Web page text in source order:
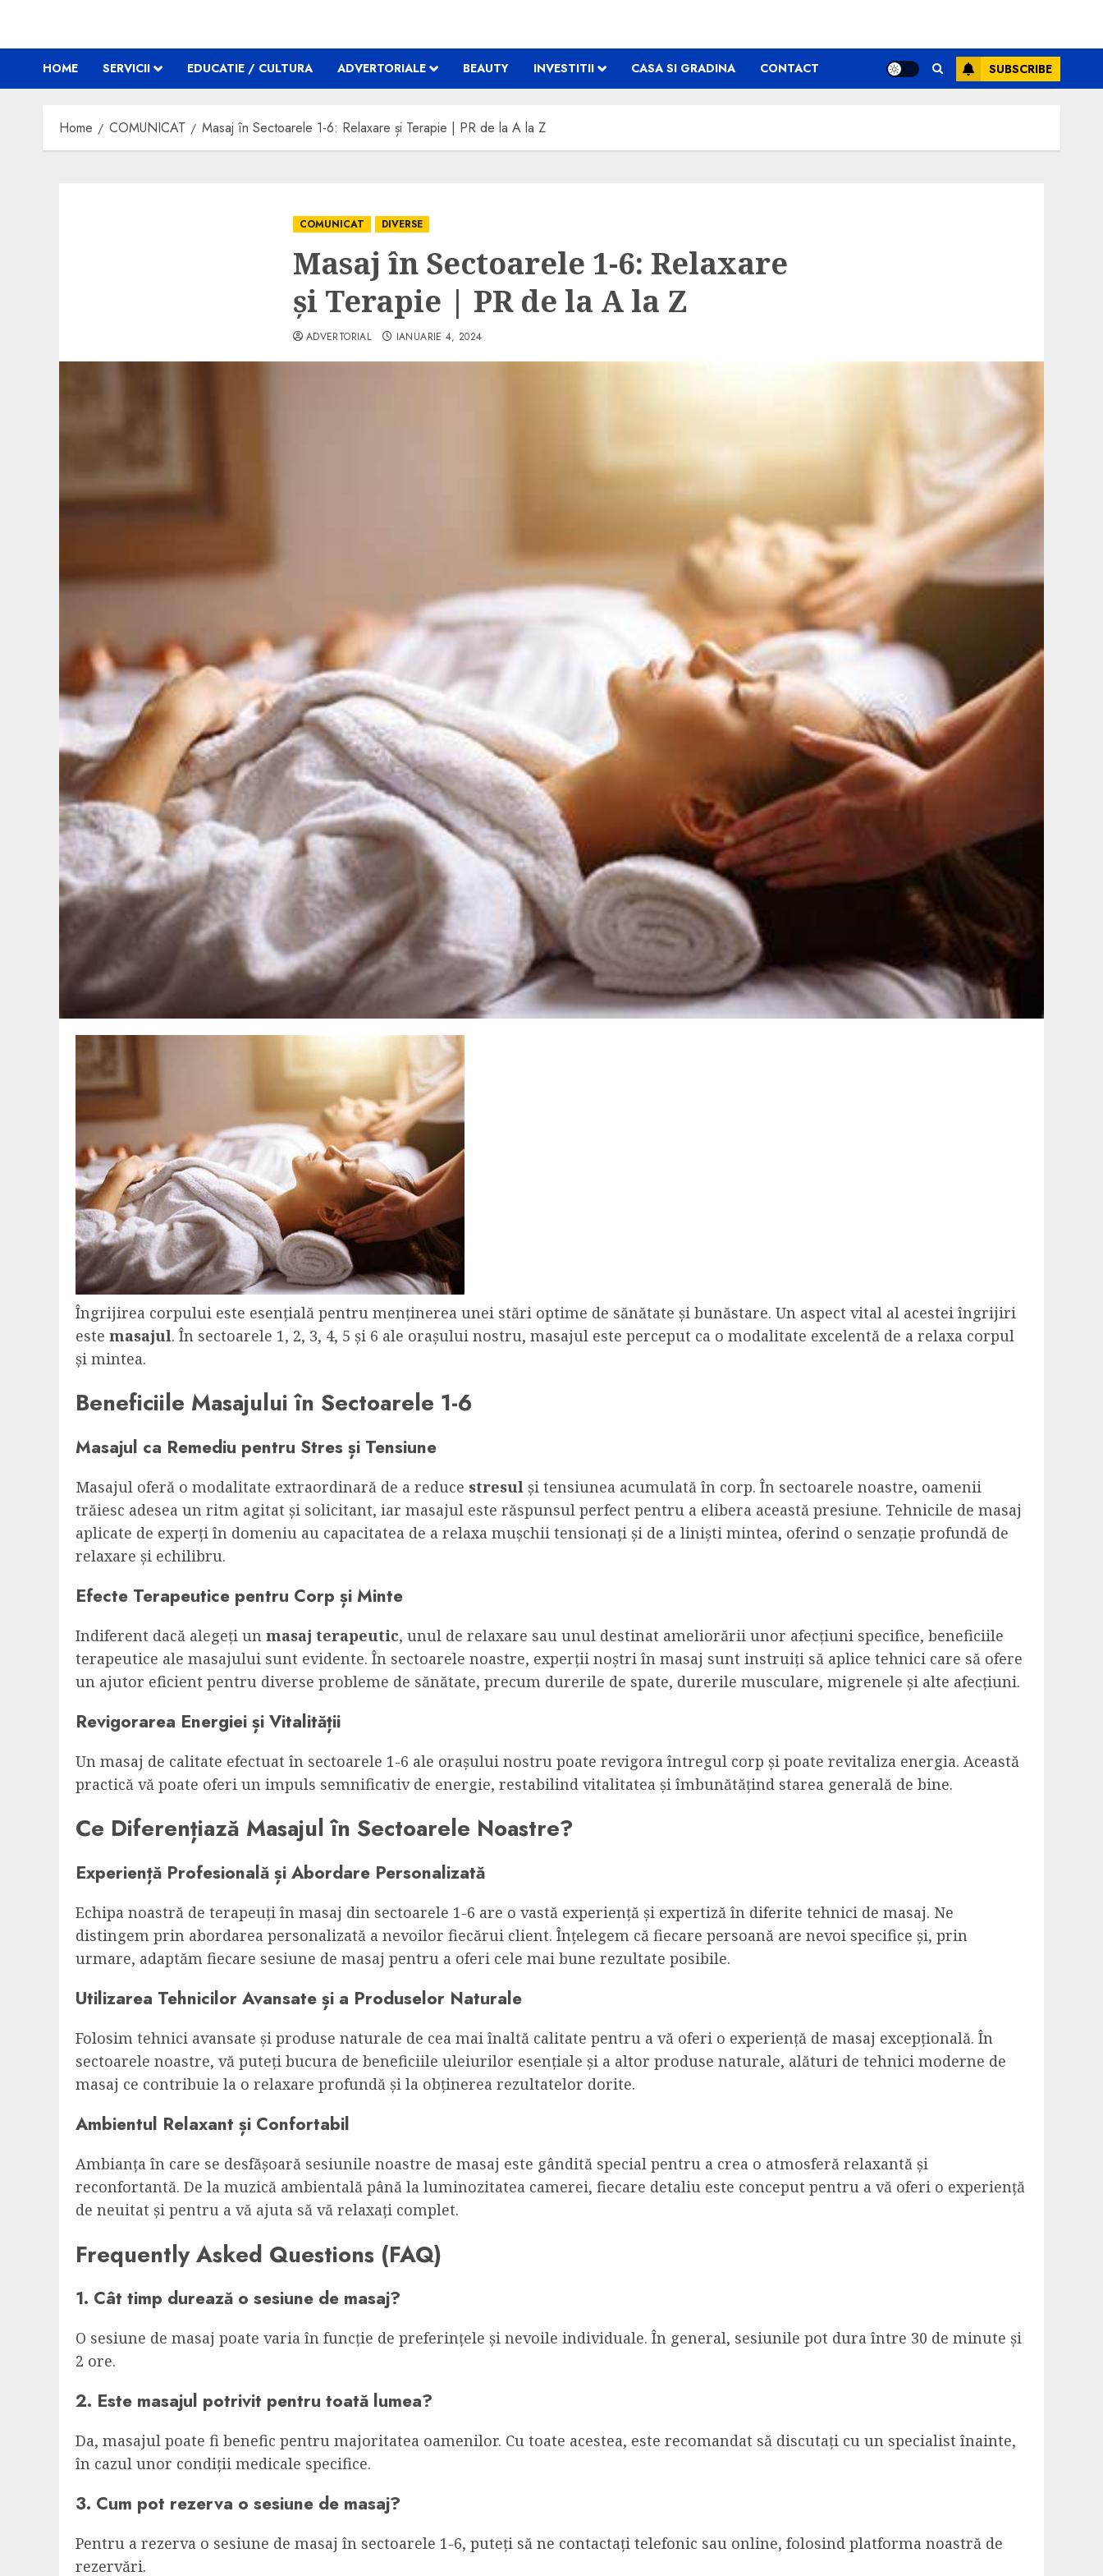
HOME SERVICII EDUCATIE / CULTURA ADVERTORIALE BEAUTY INVESTITII CASA SI GRADINA CONTACT SUBSCRIBE
Home COMUNICAT Masaj în Sectoarele 1-6: Relaxare și Terapie | PR de la A la Z
COMUNICAT DIVERSE
Masaj în Sectoarele 1-6: Relaxare
și Terapie | PR de la A la Z
ADVERTORIAL IANUARIE 4, 2024
Îngrijirea corpului este esențială pentru menținerea unei stări optime de sănătate și bunăstare. Un aspect vital al acestei îngrijiri
este masajul. În sectoarele 1, 2, 3, 4, 5 și 6 ale orașului nostru, masajul este perceput ca o modalitate excelentă de a relaxa corpul
și mintea.
Beneficiile Masajului în Sectoarele 1-6
Masajul ca Remediu pentru Stres și Tensiune
Masajul oferă o modalitate extraordinară de a reduce stresul și tensiunea acumulată în corp. În sectoarele noastre, oamenii
trăiesc adesea un ritm agitat și solicitant, iar masajul este răspunsul perfect pentru a elibera această presiune. Tehnicile de masaj
aplicate de experți în domeniu au capacitatea de a relaxa mușchii tensionați și de a liniști mintea, oferind o senzație profundă de
relaxare și echilibru.
Efecte Terapeutice pentru Corp și Minte
Indiferent dacă alegeți un masaj terapeutic, unul de relaxare sau unul destinat ameliorării unor afecțiuni specifice, beneficiile
terapeutice ale masajului sunt evidente. În sectoarele noastre, experții noștri în masaj sunt instruiți să aplice tehnici care să ofere
un ajutor eficient pentru diverse probleme de sănătate, precum durerile de spate, durerile musculare, migrenele și alte afecțiuni.
Revigorarea Energiei și Vitalității
Un masaj de calitate efectuat în sectoarele 1-6 ale orașului nostru poate revigora întregul corp și poate revitaliza energia. Această
practică vă poate oferi un impuls semnificativ de energie, restabilind vitalitatea și îmbunătățind starea generală de bine.
Ce Diferențiază Masajul în Sectoarele Noastre?
Experiență Profesională și Abordare Personalizată
Echipa noastră de terapeuți în masaj din sectoarele 1-6 are o vastă experiență și expertiză în diferite tehnici de masaj. Ne
distingem prin abordarea personalizată a nevoilor fiecărui client. Înțelegem că fiecare persoană are nevoi specifice și, prin
urmare, adaptăm fiecare sesiune de masaj pentru a oferi cele mai bune rezultate posibile.
Utilizarea Tehnicilor Avansate și a Produselor Naturale
Folosim tehnici avansate și produse naturale de cea mai înaltă calitate pentru a vă oferi o experiență de masaj excepțională. În
sectoarele noastre, vă puteți bucura de beneficiile uleiurilor esențiale și a altor produse naturale, alături de tehnici moderne de
masaj ce contribuie la o relaxare profundă și la obținerea rezultatelor dorite.
Ambientul Relaxant și Confortabil
Ambianța în care se desfășoară sesiunile noastre de masaj este gândită special pentru a crea o atmosferă relaxantă și
reconfortantă. De la muzică ambientală până la luminozitatea camerei, fiecare detaliu este conceput pentru a vă oferi o experiență
de neuitat și pentru a vă ajuta să vă relaxați complet.
Frequently Asked Questions (FAQ)
1. Cât timp durează o sesiune de masaj?
O sesiune de masaj poate varia în funcție de preferințele și nevoile individuale. În general, sesiunile pot dura între 30 de minute și
2 ore.
2. Este masajul potrivit pentru toată lumea?
Da, masajul poate fi benefic pentru majoritatea oamenilor. Cu toate acestea, este recomandat să discutați cu un specialist înainte,
în cazul unor condiții medicale specifice.
3. Cum pot rezerva o sesiune de masaj?
Pentru a rezerva o sesiune de masaj în sectoarele 1-6, puteți să ne contactați telefonic sau online, folosind platforma noastră de
rezervări.